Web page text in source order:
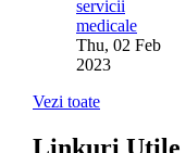
servicii
medicale
Thu, 02 Feb
2023
Vezi toate